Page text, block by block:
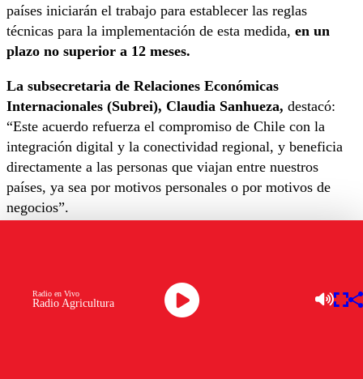
países iniciarán el trabajo para establecer las reglas
técnicas para la implementación de esta medida, en un
plazo no superior a 12 meses.
La subsecretaria de Relaciones Económicas
Internacionales (Subrei), Claudia Sanhueza, destacó:
“Este acuerdo refuerza el compromiso de Chile con la
integración digital y la conectividad regional, y beneficia
directamente a las personas que viajan entre nuestros
países, ya sea por motivos personales o por motivos de
negocios”.
realizados con Brasil y Argentina, y esperamos que rinda
los mismos frutos que los anteriores”.
Radio Agricultura
Radio en Vivo